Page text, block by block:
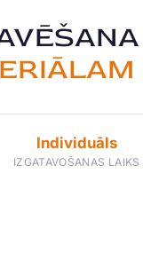
Individuāls
IZGATAVOŠANAS LAIKS